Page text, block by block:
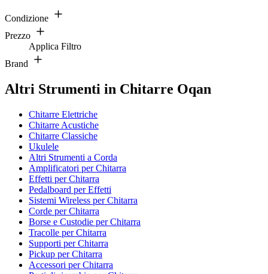
Condizione
Prezzo
Applica Filtro
Brand
Altri Strumenti in Chitarre Oqan
Chitarre Elettriche
Chitarre Acustiche
Chitarre Classiche
Ukulele
Altri Strumenti a Corda
Amplificatori per Chitarra
Effetti per Chitarra
Pedalboard per Effetti
Sistemi Wireless per Chitarra
Corde per Chitarra
Borse e Custodie per Chitarra
Tracolle per Chitarra
Supporti per Chitarra
Pickup per Chitarra
Accessori per Chitarra